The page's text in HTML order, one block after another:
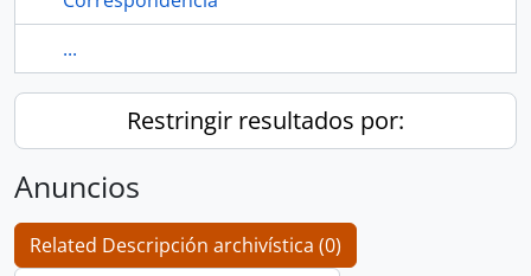
...
Restringir resultados por:
Anuncios
Related Descripción archivística (0)